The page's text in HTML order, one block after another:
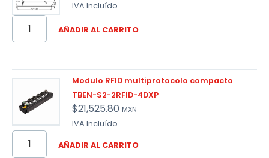
IVA Incluído
AÑADIR AL CARRITO
Modulo RFID multiprotocolo compacto
TBEN-S2-2RFID-4DXP
$21,525.80 MXN
IVA Incluído
AÑADIR AL CARRITO